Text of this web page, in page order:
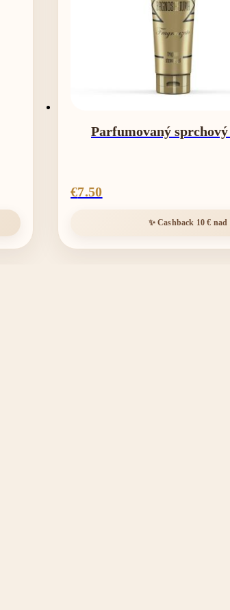
Parfumovaný sprchový
€7.50